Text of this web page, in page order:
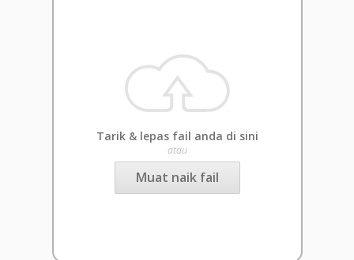
Tarik & lepas fail anda di sini
atau
Muat naik fail